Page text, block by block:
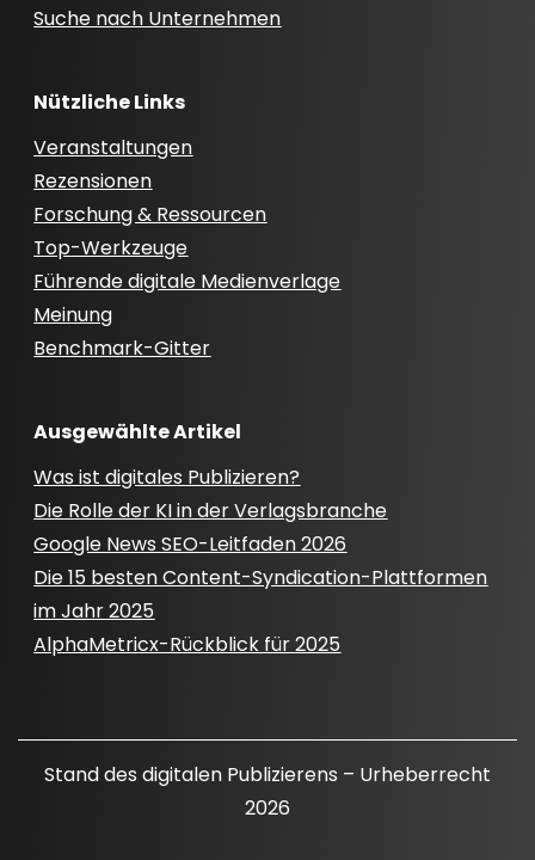
Suche nach Unternehmen
Nützliche Links
Veranstaltungen
Rezensionen
Forschung & Ressourcen
Top-Werkzeuge
Führende digitale Medienverlage
Meinung
Benchmark-Gitter
Ausgewählte Artikel
Was ist digitales Publizieren?
Die Rolle der KI in der Verlagsbranche
Google News SEO-Leitfaden 2026
Die 15 besten Content-Syndication-Plattformen
im Jahr 2025
AlphaMetricx-Rückblick für 2025
Stand des digitalen Publizierens – Urheberrecht
2026